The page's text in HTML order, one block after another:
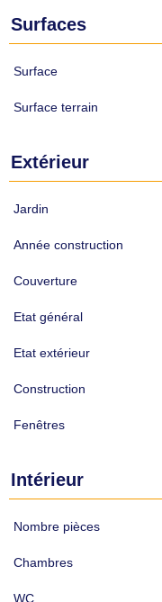
Surfaces
Surface
Surface terrain
Extérieur
Jardin
Année construction
Couverture
Etat général
Etat extérieur
Construction
Fenêtres
Intérieur
Nombre pièces
Chambres
WC